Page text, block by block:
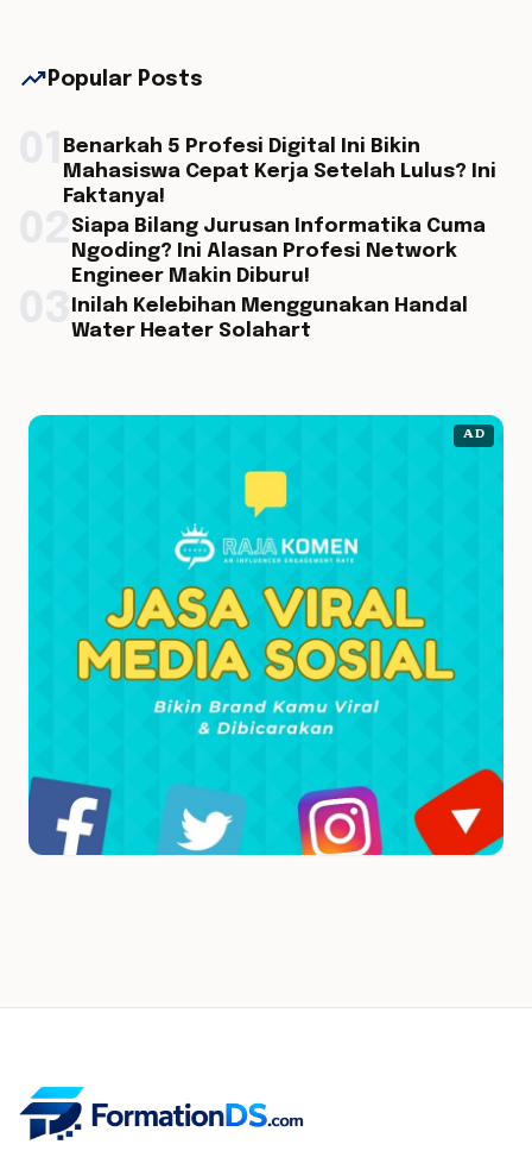
trending_up Popular Posts
Benarkah 5 Profesi Digital Ini Bikin
Mahasiswa Cepat Kerja Setelah Lulus? Ini
Faktanya!
Siapa Bilang Jurusan Informatika Cuma
Ngoding? Ini Alasan Profesi Network
Engineer Makin Diburu!
Inilah Kelebihan Menggunakan Handal
Water Heater Solahart
AD